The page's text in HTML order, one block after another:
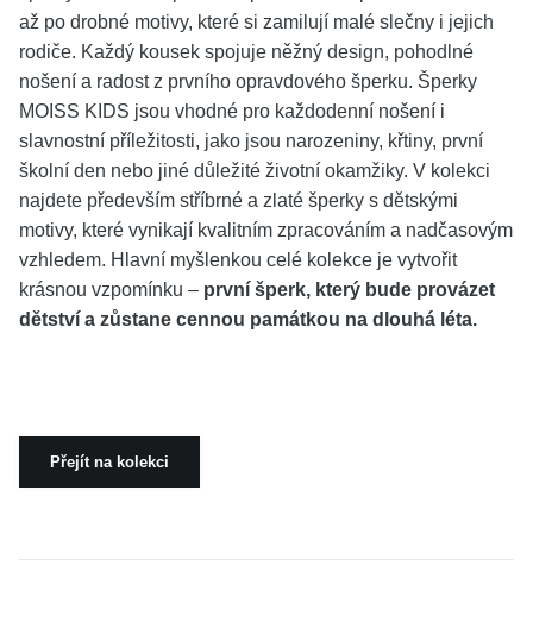
až po drobné motivy, které si zamilují malé slečny i jejich
rodiče. Každý kousek spojuje něžný design, pohodlné
nošení a radost z prvního opravdového šperku. Šperky
MOISS KIDS jsou vhodné pro každodenní nošení i
slavnostní příležitosti, jako jsou narozeniny, křtiny, první
školní den nebo jiné důležité životní okamžiky. V kolekci
najdete především stříbrné a zlaté šperky s dětskými
motivy, které vynikají kvalitním zpracováním a nadčasovým
vzhledem. Hlavní myšlenkou celé kolekce je vytvořit
krásnou vzpomínku – první šperk, který bude provázet
dětství a zůstane cennou památkou na dlouhá léta.
Přejít na kolekci